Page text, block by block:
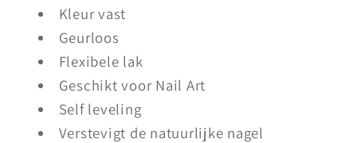
Kleur vast
Geurloos
Flexibele lak
Geschikt voor Nail Art
Self leveling
Verstevigt de natuurlijke nagel